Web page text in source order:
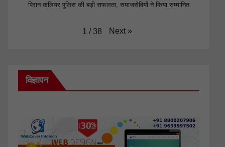
पिरान कलियर पुलिस की बड़ी सफलता, समाजसेवियों ने किया सम्मानित
1 / 38 Next »
विज्ञापन